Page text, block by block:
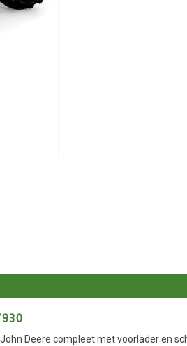
Deere compleet met voorlader en